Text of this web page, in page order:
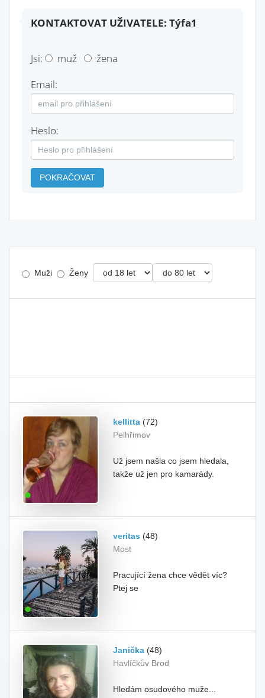
KONTAKTOVAT UŽIVATELE: Týfa1
Jsi: muž
žena
Email:
Heslo:
POKRAČOVAT
Muži Ženy
kellitta (72)
Pelhřimov
Už jsem našla co jsem hledala,
takže už jen pro kamarády.
veritas (48)
Most
Pracující žena chce vědět víc?
Ptej se
Janička (48)
Havlíčkův Brod
Hledám osudového muže...